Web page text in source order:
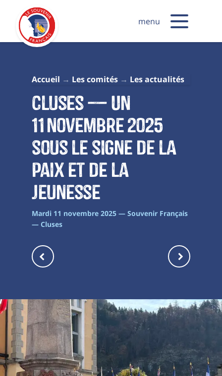
menu
Accueil Les comités Les actualités
Cluses — Un
11 novembre 2025
sous le signe de la
paix et de la
jeunesse
Mardi 11 novembre 2025 — Souvenir Français
— Cluses